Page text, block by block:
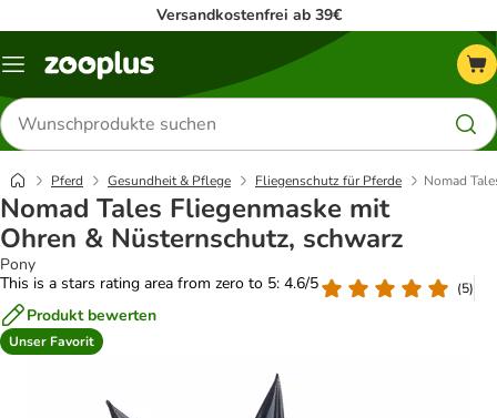
Versandkostenfrei ab 39€
Menü
Produkte
suchen
Pferd Gesundheit & Pflege Fliegenschutz für Pferde Nomad
Nomad Tales Fliegenmaske mit
Ohren & Nüsternschutz, schwarz
Pony
This is a stars rating area from zero to 5: 4.6/5
(5)
Produkt bewerten
Unser Favorit